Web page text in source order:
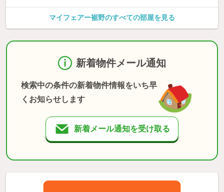
マイフェアー裾野のすべての部屋を見る
新着物件メール通知
検索中の条件の新着物件情報をいち早
くお知らせします
新着メール通知を受け取る